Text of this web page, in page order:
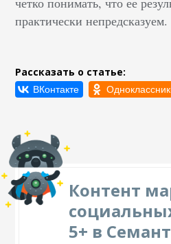
практически непредсказуем.
Рассказать о статье:
Контент
5+ в